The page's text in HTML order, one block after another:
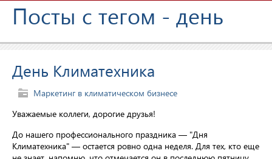
Посты с тегом - день
День Климатехника
Маркетинг в климатическом бизнесе
Уважаемые коллеги, дорогие друзья!
До нашего профессионального праздника — "Дня
Климатехника" — остается ровно одна неделя. Для тех, кто еще